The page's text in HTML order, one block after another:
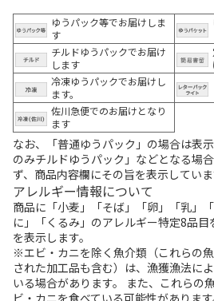
ゆうパック等でお届けしま
す
チルドゆうパックでお届け
します
冷凍ゆうパックでお届けし
ます。
佐川急便でのお届けとなり
ます
なお、「普通ゆうパック」の場合は表
のみチルドゆうパック」などとなる場
ず、商品内容欄にその旨を表示していま
アレルギー情報について
商品に「小麦」「そば」「卵」「乳」
に」「くるみ」のアレルギー特定8品
を表示します。
※エビ・カニを除く魚介類（これらの
された加工品も含む）は、漁獲漁法に
いる場合があります。 また、これらの
ビ・カニを食べている可能性があります